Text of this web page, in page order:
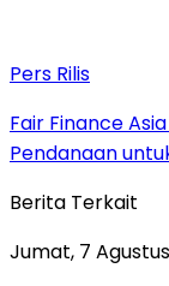
Pers Rilis
Fair Finance
Pendanaan
Berita Terkait
Jumat, 7